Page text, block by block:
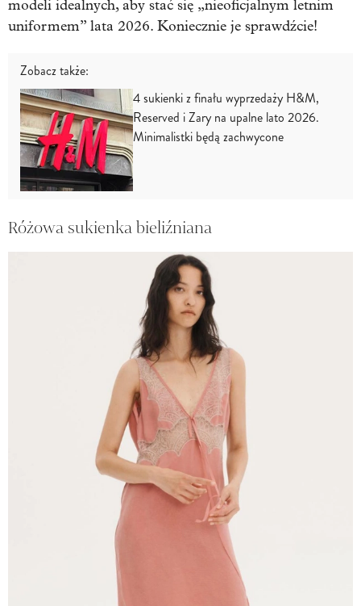
modeli idealnych, aby stać się „nieoficjalnym letnim
uniformem” lata 2026. Koniecznie je sprawdźcie!
Zobacz także:
4 sukienki z finału wyprzedaży H&M,
Reserved i Zary na upalne lato 2026.
Minimalistki będą zachwycone
Różowa sukienka bieliźniana